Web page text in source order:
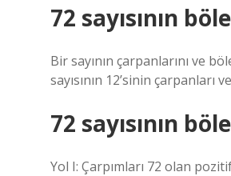
72 sayısının
Bir sayının çarpanlarını ve
sayısının 12’sinin çarpanları
72 sayısının
Yol I: Çarpımları 72 olan pozitif